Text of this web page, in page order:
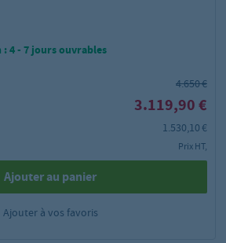
4 - 7 jours ouvrables
4.650 €
3.119,90 €
1.530,10 €
Prix HT,
Ajouter au panier
Ajouter à vos favoris